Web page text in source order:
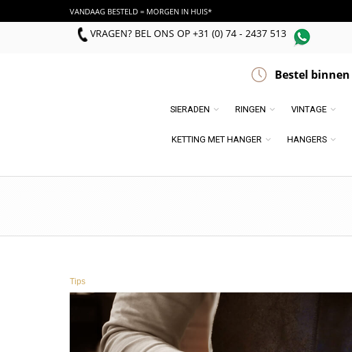
VANDAAG BESTELD = MORGEN IN HUIS*
VRAGEN? BEL ONS OP +31 (0) 74 - 2437 513
Bestel binnen
SIERADEN RINGEN VINTAGE
KETTING MET HANGER HANGERS
Tips